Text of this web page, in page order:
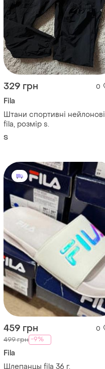
329 грн 0
Fila
Штани спортивні нейлонові
fila, розмір s.
S
459 грн 0
499 грн -9%
Fila
Шлепанцы fila 36 г.